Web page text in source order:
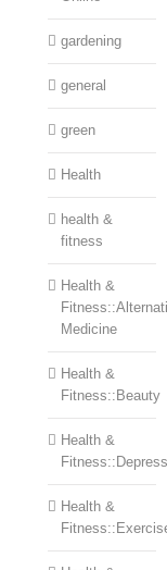
gardening
general
green
Health
health &
fitness
Health &
Medicine
Health &
Fitness::Beauty
Health &
Health &